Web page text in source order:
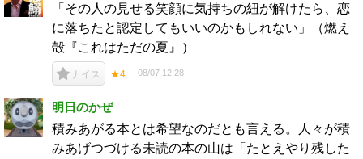
「その人の見せる笑顔に気持ちの紐が解けたら、恋
に落ちたと認定してもいいのかもしれない」（燃え
殻『これはただの夏』）
ナイス ★4 08/07 12:28
明日のかぜ
積みあがる本とは希望なのだとも言える。人々が積
みあげつづける未読の本の山は「たとえやり残した